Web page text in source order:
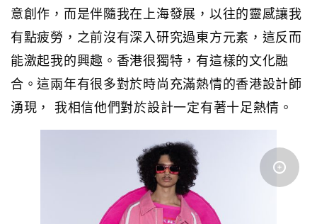
意創作，而是伴隨我在上海發展，以往的靈感讓我
有點疲勞，之前沒有深入研究過東方元素，這反而
能激起我的興趣。香港很獨特，有這樣的文化融
合。這兩年有很多對於時尚充滿熱情的香港設計師
湧現， 我相信他們對於設計一定有著十足熱情。